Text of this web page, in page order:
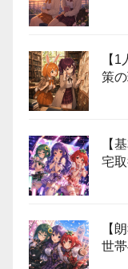
【
策
【
宅
【
世